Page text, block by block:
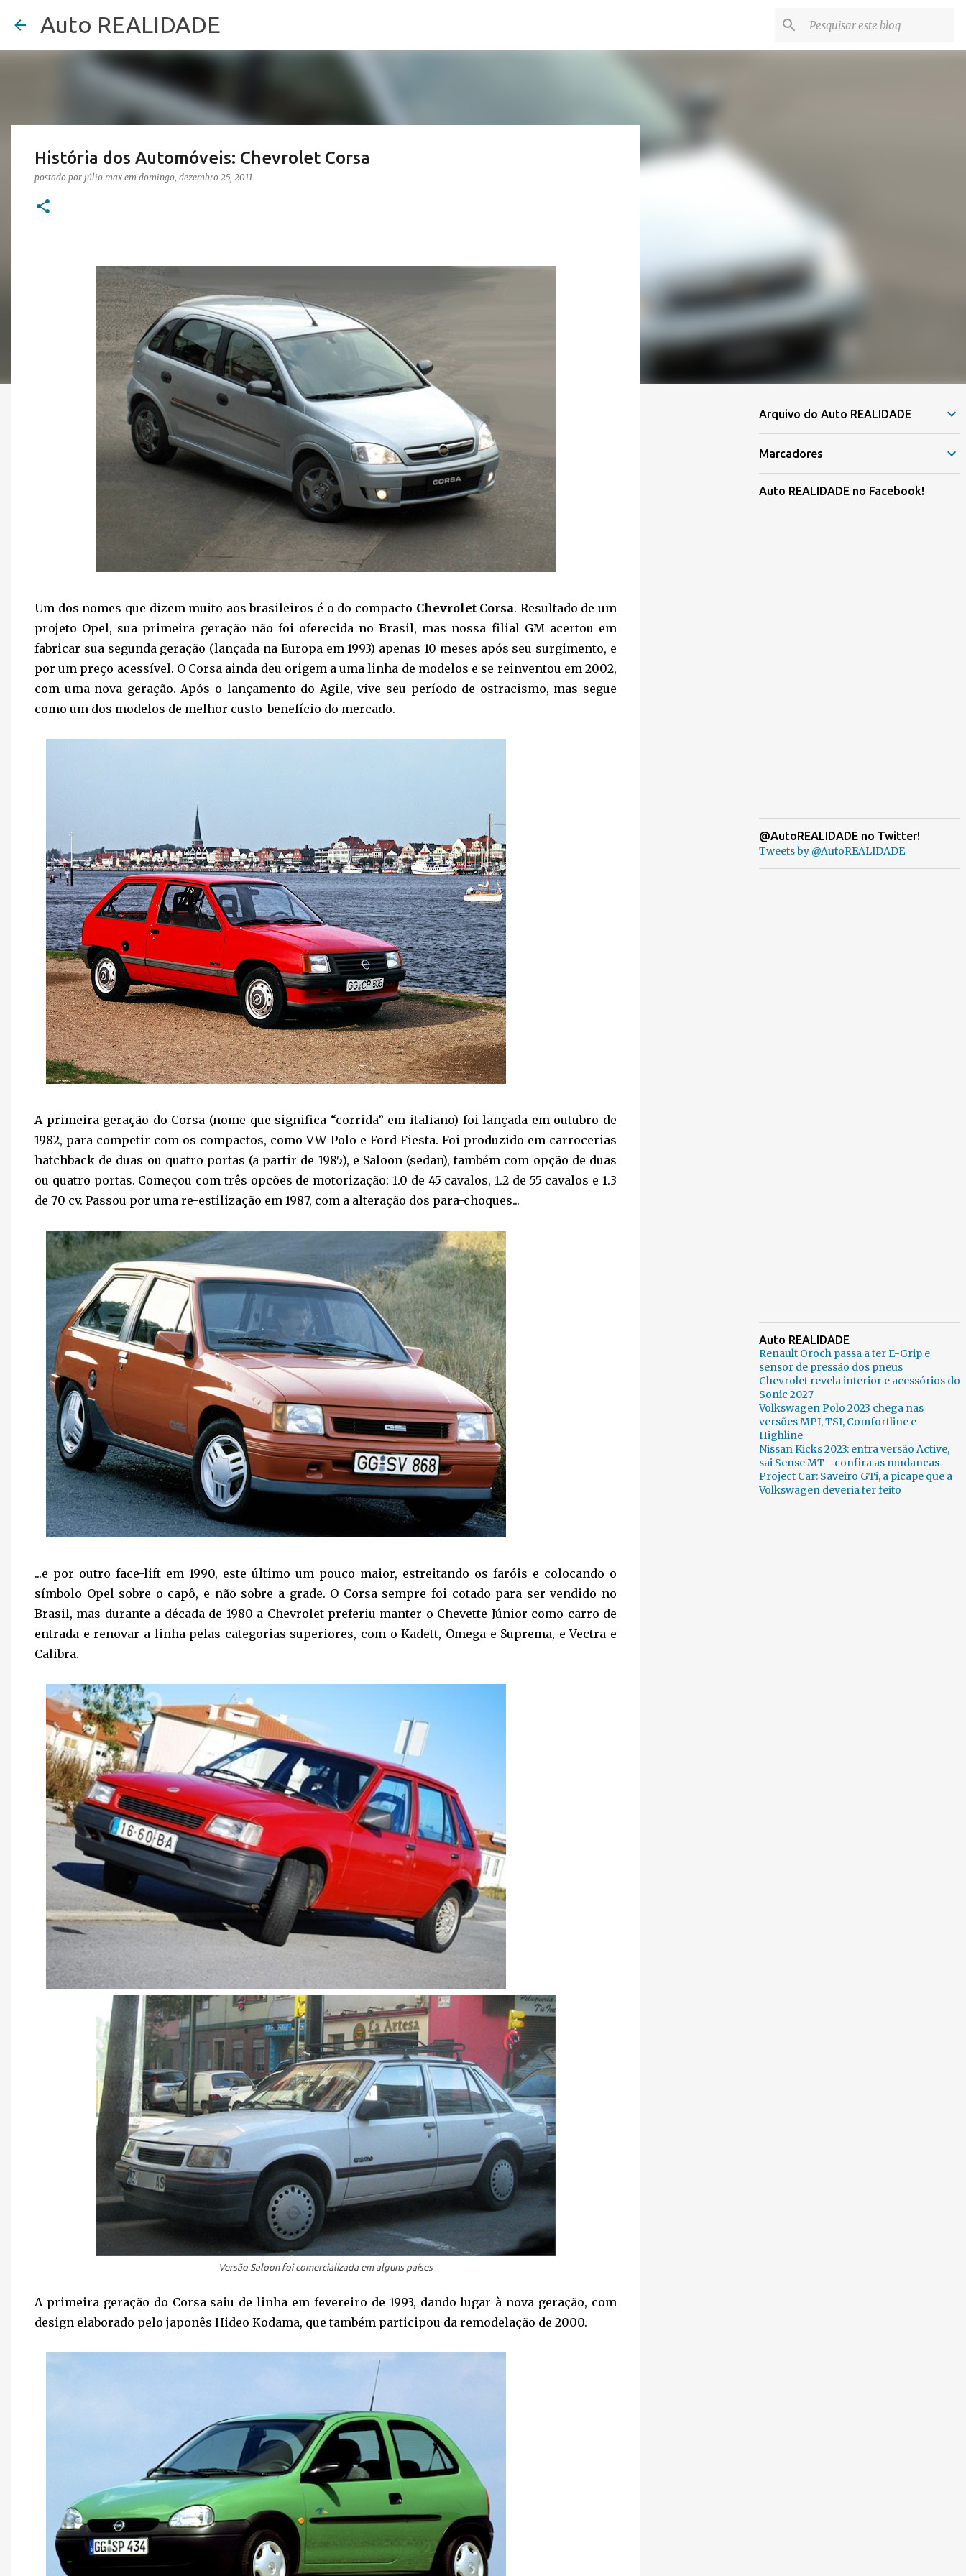
Auto REALIDADE
História dos Automóveis: Chevrolet Corsa
postado por júlio max em domingo, dezembro 25, 2011
Um dos nomes que dizem muito aos brasileiros é o do compacto Chevrolet Corsa. Resultado de um
projeto Opel, sua primeira geração não foi oferecida no Brasil, mas nossa filial GM acertou em
fabricar sua segunda geração (lançada na Europa em 1993) apenas 10 meses após seu surgimento, e
por um preço acessível. O Corsa ainda deu origem a uma linha de modelos e se reinventou em 2002,
com uma nova geração. Após o lançamento do Agile, vive seu período de ostracismo, mas segue
como um dos modelos de melhor custo-benefício do mercado.
A primeira geração do Corsa (nome que significa “corrida” em italiano) foi lançada em outubro de
1982, para competir com os compactos, como VW Polo e Ford Fiesta. Foi produzido em carrocerias
hatchback de duas ou quatro portas (a partir de 1985), e Saloon (sedan), também com opção de duas
ou quatro portas. Começou com três opcões de motorização: 1.0 de 45 cavalos, 1.2 de 55 cavalos e 1.3
de 70 cv. Passou por uma re-estilização em 1987, com a alteração dos para-choques...
...e por outro face-lift em 1990, este último um pouco maior, estreitando os faróis e colocando o
símbolo Opel sobre o capô, e não sobre a grade. O Corsa sempre foi cotado para ser vendido no
Brasil, mas durante a década de 1980 a Chevrolet preferiu manter o Chevette Júnior como carro de
entrada e renovar a linha pelas categorias superiores, com o Kadett, Omega e Suprema, e Vectra e
Calibra.
Versão Saloon foi comercializada em alguns países
A primeira geração do Corsa saiu de linha em fevereiro de 1993, dando lugar à nova geração, com
design elaborado pelo japonês Hideo Kodama, que também participou da remodelação de 2000.
Arquivo do Auto REALIDADE
Marcadores
Auto REALIDADE no Facebook!
@AutoREALIDADE no Twitter!
Tweets by @AutoREALIDADE
Auto REALIDADE
Renault Oroch passa a ter E-Grip e
sensor de pressão dos pneus
Chevrolet revela interior e acessórios do
Sonic 2027
Volkswagen Polo 2023 chega nas
versões MPI, TSI, Comfortline e
Highline
Nissan Kicks 2023: entra versão Active,
sai Sense MT - confira as mudanças
Project Car: Saveiro GTi, a picape que a
Volkswagen deveria ter feito